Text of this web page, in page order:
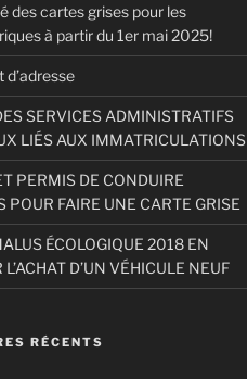
des cartes grises pour les
à partir du 1er mai 2025!
SERVICES ADMINISTRATIFS
LIÉS AUX IMMATRICULATIONS
PERMIS DE CONDUIRE
POUR FAIRE UNE CARTE GRISE
ÉCOLOGIQUE 2018 EN
D’UN VÉHICULE NEUF
RÉCENTS